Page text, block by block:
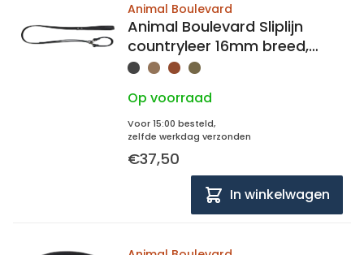
Animal Boulevard
Animal Boulevard Sliplijn
countryleer 16mm breed,
128cm lang
Op voorraad
Voor 15:00 besteld,
zelfde werkdag verzonden
€37,50
In winkelwagen